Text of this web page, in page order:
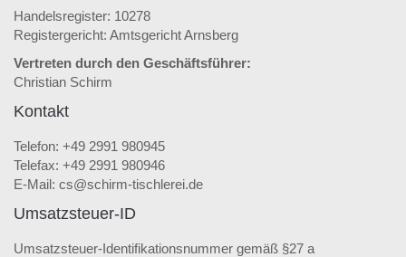
Handelsregister: 10278
Registergericht: Amtsgericht Arnsberg
Vertreten durch den Geschäftsführer:
Christian Schirm
Kontakt
Telefon: +49 2991 980945
Telefax: +49 2991 980946
E-Mail: cs@schirm-tischlerei.de
Umsatzsteuer-ID
Umsatzsteuer-Identifikationsnummer gemäß §27 a